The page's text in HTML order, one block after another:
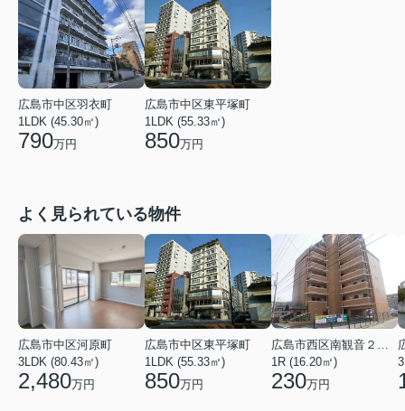
広島市中区羽衣町
1LDK (45.30㎡)
790万円
広島市中区東平塚町
1LDK (55.33㎡)
850万円
よく見られている物件
広島市中区河原町
3LDK (80.43㎡)
2,480万円
広島市中区東平塚町
1LDK (55.33㎡)
850万円
1R (16.20㎡)
230万円